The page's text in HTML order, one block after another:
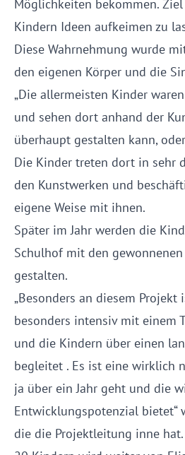
Möglichkeiten bekommen.
Kindern Ideen aufkeimen zu
Diese Wahrnehmung wurde
den eigenen Körper und die
„Die allermeisten Kinder
und sehen dort anhand der
überhaupt gestalten kann,
Die Kinder treten dort in sehr
den Kunstwerken und
eigene Weise mit ihnen.
Später im Jahr werden die
Schulhof mit den
gestalten.
„Besonders an diesem Projekt
besonders intensiv mit einem
und die Kindern über einen
begleitet . Es ist eine wirklich
ja über ein Jahr geht und die
Entwicklungspotenzial bietet“
die die Projektleitung inne